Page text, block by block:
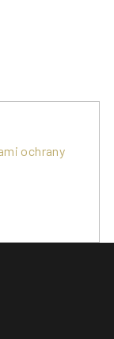
ochrany